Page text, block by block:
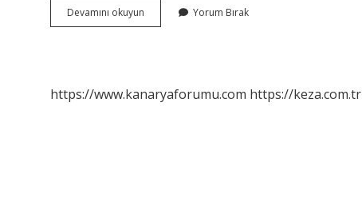
Devamını okuyun
Kaç
Testi
Yorum Bırak
https://www.kanaryaforumu.com https://keza.com.tr